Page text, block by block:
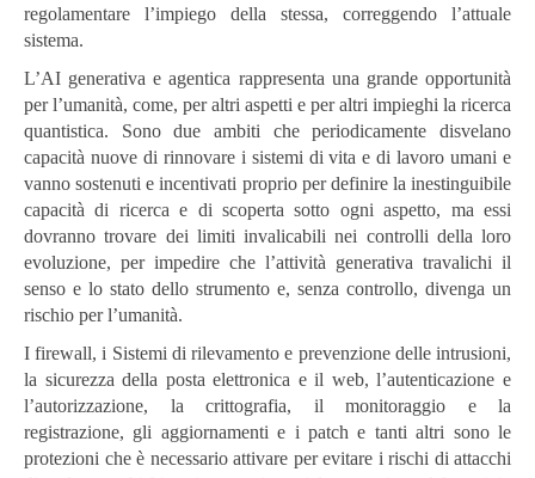
regolamentare l’impiego della stessa, correggendo l’attuale
sistema.
L’AI generativa e agentica rappresenta una grande opportunità
per l’umanità, come, per altri aspetti e per altri impieghi la ricerca
quantistica. Sono due ambiti che periodicamente disvelano
capacità nuove di rinnovare i sistemi di vita e di lavoro umani e
vanno sostenuti e incentivati proprio per definire la inestinguibile
capacità di ricerca e di scoperta sotto ogni aspetto, ma essi
dovranno trovare dei limiti invalicabili nei controlli della loro
evoluzione, per impedire che l’attività generativa travalichi il
senso e lo stato dello strumento e, senza controllo, divenga un
rischio per l’umanità.
I firewall, i Sistemi di rilevamento e prevenzione delle intrusioni,
la sicurezza della posta elettronica e il web, l’autenticazione e
l’autorizzazione, la crittografia, il monitoraggio e la
registrazione, gli aggiornamenti e i patch e tanti altri sono le
protezioni che è necessario attivare per evitare i rischi di attacchi